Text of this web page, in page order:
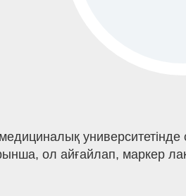
ол айғайлап, маркер